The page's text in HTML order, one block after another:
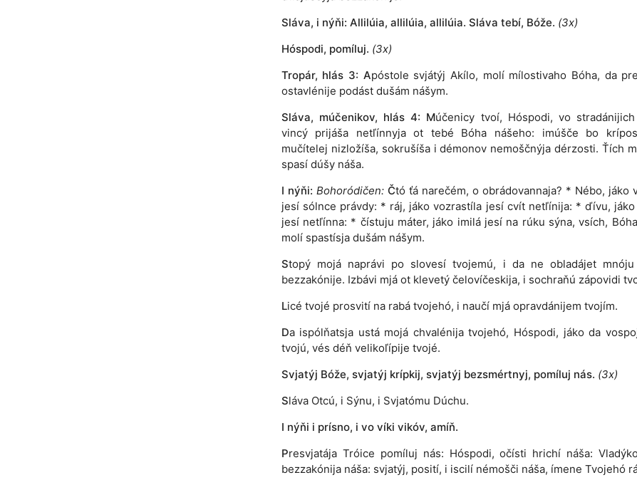
Sláva, i nýňi: Allilúia, allilúia, allilúia. Sláva tebí, Bóže. (3x)
Hóspodi, pomíluj. (3x)
Tropár, hlás 3: Apóstole svjátýj Akílo, molí mílostivaho Bóha, da
ostavlénije podást dušám nášym.
Sláva, múčenikov, hlás 4: Múčenicy tvoí, Hóspodi, vo
vincý prijáša netľínnyja ot tebé Bóha nášeho: imúšče bo
mučítelej nizložíša, sokrušíša i démonov nemoščnýja dérzosti. Ťích
spasí dúšy náša.
I nýňi: Bohoródičen: Čtó ťá narečém, o obrádovannaja? * Nébo, jáko
jesí sólnce právdy: * ráj, jáko vozrastíla jesí cvít netľínija: * ďívu,
jesí netľínna: * čístuju máter, jáko imilá jesí na rúku sýna, vsích,
molí spastísja dušám nášym.
Stopý mojá naprávi po slovesí tvojemú, i da ne obladájet mnóju
bezzakónije. Izbávi mjá ot klevetý čelovíčeskija, i sochraňú zápovidi
Licé tvojé prosvití na rabá tvojehó, i naučí mjá opravdánijem tvojím.
Da ispólňatsja ustá mojá chvalénija tvojehó, Hóspodi, jáko da
tvojú, vés déň velikoľípije tvojé.
Svjatýj Bóže, svjatýj krípkij, svjatýj bezsmértnyj, pomíluj nás. (3x)
Sláva Otcú, i Sýnu, i Svjatómu Dúchu.
I nýňi i prísno, i vo víki vikóv, amíň.
Presvjatája Tróice pomíluj nás: Hóspodi, očísti hrichí náša:
bezzakónija náša: svjatýj, posití, i iscilí némošči náša, ímene Tvojehó